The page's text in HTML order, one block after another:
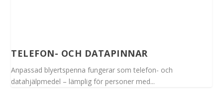
TELEFON- OCH DATAPINNAR
Anpassad blyertspenna fungerar som telefon- och
datahjälpmedel – lämplig för personer med...